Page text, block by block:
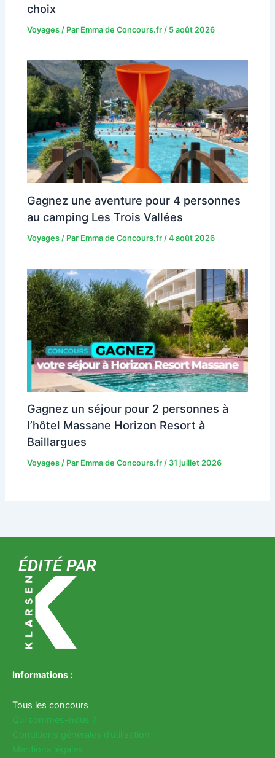
choix
Voyages / Par Emma de Concours.fr / 5 août 2026
Gagnez une aventure pour 4 personnes
au camping Les Trois Vallées
Voyages / Par Emma de Concours.fr/4 août 2026
Gagnez un séjour pour 2 personnes à
l’hôtel Massane Horizon Resort à
Baillargues
Voyages / Par Emma de Concours.fr/ 31 juillet 2026
ÉDITÉ PAR
Informations :
Tous les concours
Qui sommes-nous ?
Conditions générales d’utilisation
Mentions légales